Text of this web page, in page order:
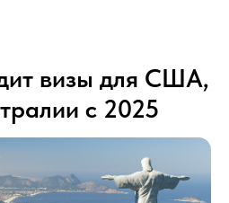
визы для США,
с 2025